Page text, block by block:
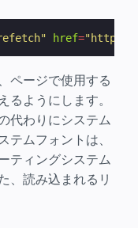
href=
ページで使用する
ようにします。
代わりにシステム
ムフォントは、
ティングシステム
、読み込まれるリ